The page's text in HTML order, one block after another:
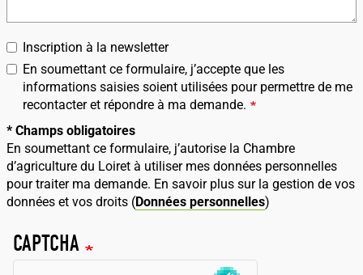
Inscription à la newsletter
En soumettant ce formulaire, j’accepte que les
informations saisies soient utilisées pour permettre de me
recontacter et répondre à ma demande.
* Champs obligatoires
En soumettant ce formulaire, j’autorise la Chambre
d’agriculture du Loiret à utiliser mes données personnelles
pour traiter ma demande. En savoir plus sur la gestion de vos
données et vos droits (Données personnelles)
CAPTCHA